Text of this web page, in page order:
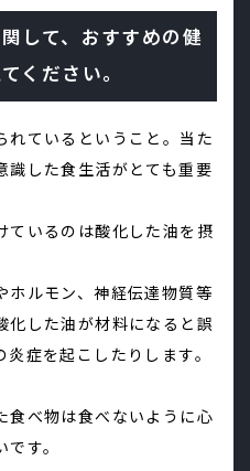
して、おすすめの健
ください。
れているということ。当た
識した食生活がとても重要
ているのは酸化した油を摂
ホルモン、神経伝達物質等
化した油が材料になると誤
症を起こしたりします。
食べ物は食べないように心
す。